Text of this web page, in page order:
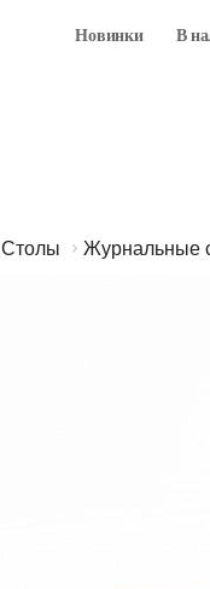
Новинки В
Столы Журнальные